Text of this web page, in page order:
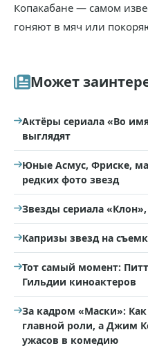
Копакабане — самом
гоняют в мяч или
Может
Актёры сериала «Во
выглядят
Юные Асмус, Фриске,
редких фото звезд
Звезды сериала
Капризы звезд на
Тот самый момент:
Гильдии киноактеров
За кадром «Маски»:
главной роли, а Джим
ужасов в комедию